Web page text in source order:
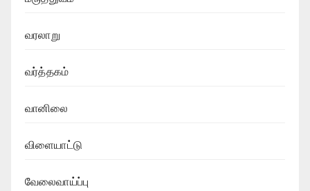
வரலாறு
வர்த்தகம்
வானிலை
விளையாட்டு
வேலைவாய்ப்பு